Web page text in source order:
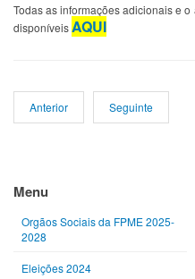
Todas as informações adicionais e
disponíveisAQUI
Anterior Seguinte
Menu
Orgãos Sociais da FPME 2025-
2028
Eleições 2024